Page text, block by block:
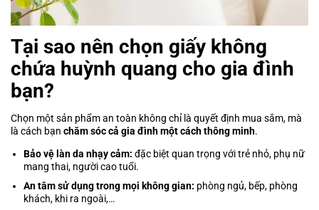
Tại sao nên chọn giấy không
chứa huỳnh quang cho gia đình
bạn?
Chọn một sản phẩm an toàn không chỉ là quyết định mua sắm, mà
là cách bạn chăm sóc cả gia đình một cách thông minh.
Bảo vệ làn da nhạy cảm: đặc biệt quan trọng với trẻ nhỏ, phụ nữ
mang thai, người cao tuổi.
An tâm sử dụng trong mọi không gian: phòng ngủ, bếp, phòng
khách, khi ra ngoài,…